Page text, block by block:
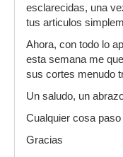
esclarecidas, una
tus articulos
Ahora, con todo lo
esta semana me
sus cortes menudo
Un saludo, un
Cualquier cosa
Gracias